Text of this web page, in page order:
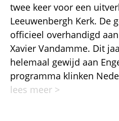
twee keer voor een
Leeuwenbergh Kerk. De
officieel overhandigd
Xavier Vandamme. Dit
helemaal gewijd aan
programma klinken
lees meer >